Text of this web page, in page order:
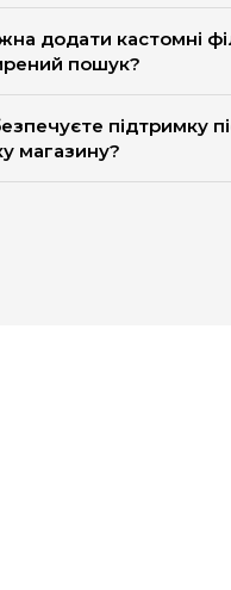
додати кастомні
пошук?
підтримку
магазину?